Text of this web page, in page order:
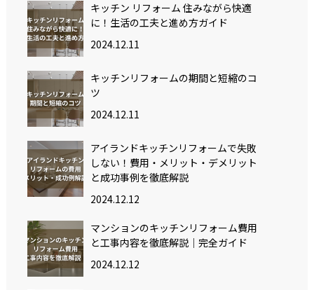
キッチン リフォーム 住みながら快適
に！生活の工夫と進め方ガイド
2024.12.11
キッチンリフォームの期間と短縮のコ
ツ
2024.12.11
アイランドキッチンリフォームで失敗
しない！費用・メリット・デメリット
と成功事例を徹底解説
2024.12.12
マンションのキッチンリフォーム費用
と工事内容を徹底解説｜完全ガイド
2024.12.12